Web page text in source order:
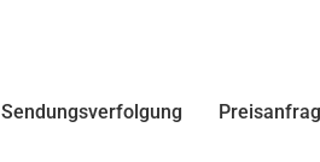
Sendungsverfolgung